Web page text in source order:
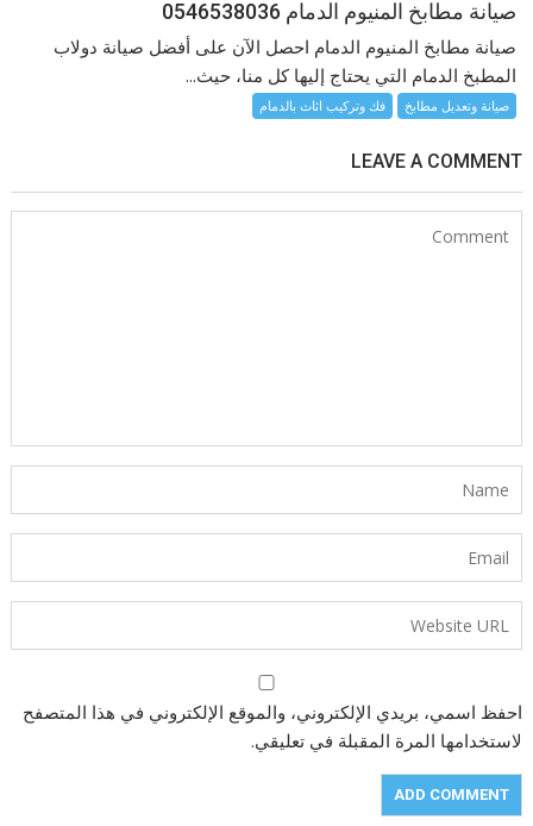
صيانة مطابخ المنيوم الدمام 0546538036
صيانة مطابخ المنيوم الدمام احصل الآن على أفضل صيانة دولاب
المطبخ الدمام التي يحتاج إليها كل منا، حيث...
صيانة وتعديل مطابخ فك وتركيب اثاث بالدمام
LEAVE A COMMENT
احفظ اسمي، بريدي الإلكتروني، والموقع الإلكتروني في هذا المتصفح
لاستخدامها المرة المقبلة في تعليقي.